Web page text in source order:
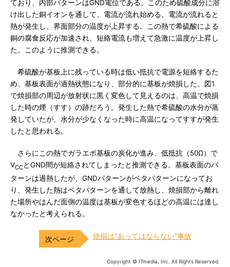
ており、内部パターンはGND電位である。このため硫酸成分に溶
け出した銅イオンを通して、電流が流れ始める。電流が流れると
熱が発生し、界面部分の温度が上昇する。この熱で希硫酸による
銅の腐食反応が加速され、短絡電流も増えて急激に温度が上昇し
た。このように推測できる。
希硫酸が基板上に残っている時は低い抵抗で電源を短絡するた
め、基板表面が過熱状態になり、部分的に基板が焼損した。図1
で焼損部の周辺が放射状に黒く変色して見えるのは、高温で焼損
した時の煙（すす）の跡だろう。発生した熱で希硫酸の水分が蒸
発していたが、水分が少なくなった時に高温になってすすが発生
したと思われる。
さらにこの熱でガラエポ基板の炭化が進み、低抵抗（50Ω）で
VCCとGND間が短絡されてしまったと推測できる。基板表面のパ
ターンは過熱したが、GNDパターンがベタパターンになってお
り、発生した熱はベタパターンを通して放熱し、焼損部から離れ
た場所やはんだ面側の温度は基板が変色するほどの高温には達し
なかったと考えられる。
焼損は“あってはならない”事故
Copyright © ITmedia, Inc. All Rights Reserved.